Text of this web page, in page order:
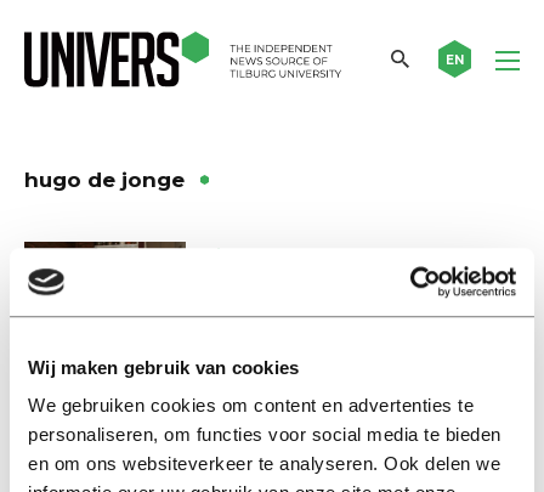
Wij maken gebruik van cookies
We gebruiken cookies om content en advertenties te
personaliseren, om functies voor social media te bieden
en om ons websiteverkeer te analyseren. Ook delen we
EN
hugo de jonge
Laat hospita comeback maken,
zegt De Jonge
Nieuws
meewegen wat studenten